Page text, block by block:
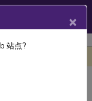
2311
×
站点?